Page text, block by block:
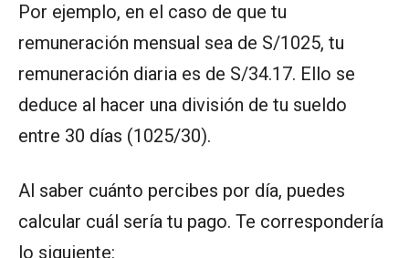
Por ejemplo, en el caso de que tu
remuneración mensual sea de S/1025, tu
remuneración diaria es de S/34.17. Ello se
deduce al hacer una división de tu sueldo
entre 30 días (1025/30).
Al saber cuánto percibes por día, puedes
calcular cuál sería tu pago. Te correspondería
lo siguiente: